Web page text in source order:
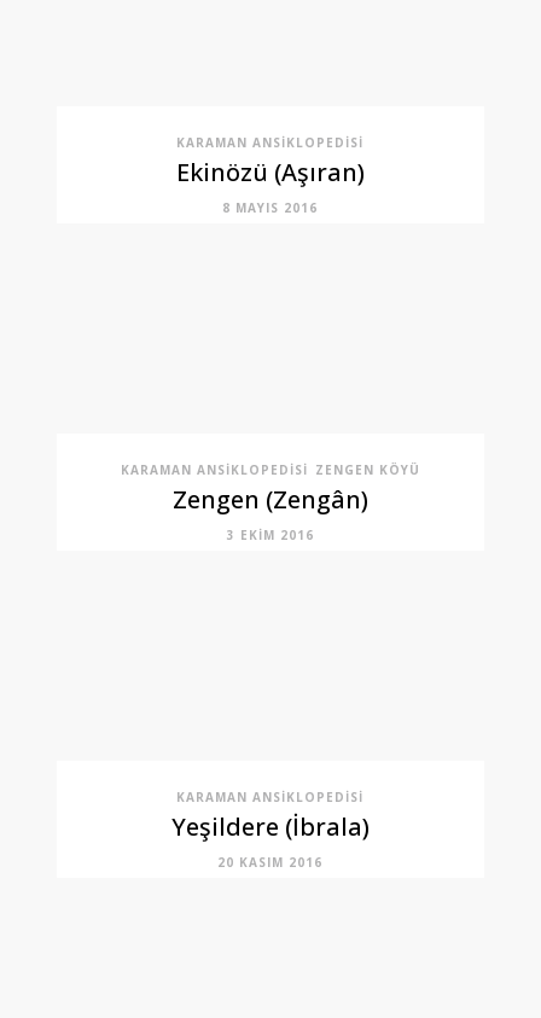
KARAMAN ANSIKLOPEDISI
Ekinözü (Aşıran)
8 MAYIS 2016
KARAMAN ANSIKLOPEDISI ZENGEN KÖYÜ
Zengen (Zengân)
3 EKIM 2016
KARAMAN ANSIKLOPEDISI
Yeşildere (İbrala)
20 KASIM 2016